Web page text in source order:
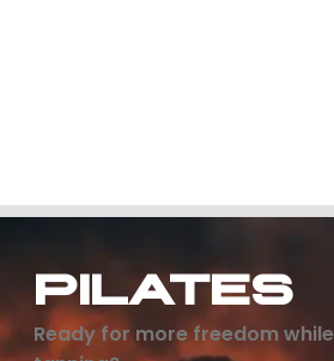
PILATES
Ready for more freedom while